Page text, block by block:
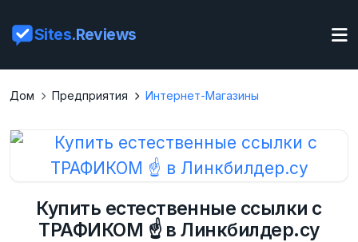
Sites.Reviews
Дом Предприятия Интернет-Магазины
Купить естественные ссылки с
ТРАФИКОМ ☝ в Линкбилдер.су